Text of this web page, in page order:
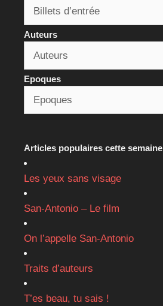
Auteurs
Epoques
Articles populaires cette semaine
Les yeux sans visage
San-Antonio – Le film
On l’appelle San-Antonio
Traits d’auteurs
T’es beau, tu sais !